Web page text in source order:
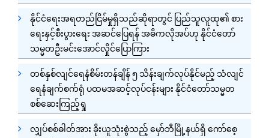
နိုင်ငံရေးအရတည်ငြိမ်မှုရှိသည်ဆိုရာတွင် ပြည်သူလူထု၏ စား
ရေးနှင့်စီးပွားရေး အဆင်ပြေရန် အဓိကလိုအပ်ဟု နိုင်ငံတော်
သမ္မတဦးမင်းအောင်လှိုင်ပြောကြား
တစ်နှစ်လျင်ရေနံစိမ်းတန်ချိန် ၅ သိန်းချက်လုပ်နိုင်မည့် သံလျင်
ရေနံချက်စက်ရုံ ပထမအဆင့်လုပ်ငန်းများ နိုင်ငံတော်သမ္မတ
စစ်ဆေးကြည့်ရှု
လျှပ်စစ်ဓါတ်အား ခိုးယူသုံးစွဲသည့် မှော်ဘီမြို့နယ်ရှိ ကော်စေ့